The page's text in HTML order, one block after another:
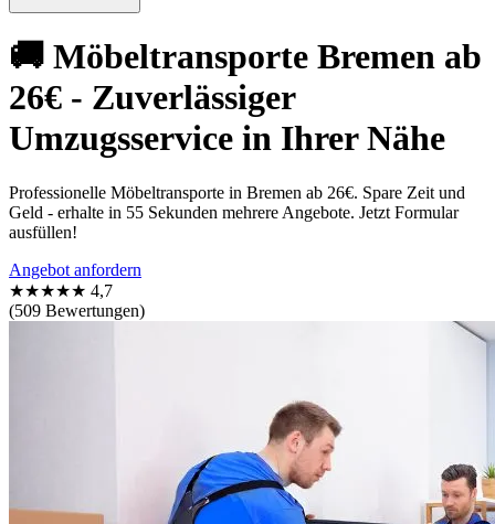
🚚 Möbeltransporte Bremen ab
26€ - Zuverlässiger
Umzugsservice in Ihrer Nähe
Professionelle Möbeltransporte in Bremen ab 26€. Spare Zeit und
Geld - erhalte in 55 Sekunden mehrere Angebote. Jetzt Formular
ausfüllen!
Angebot anfordern
★★★★★ 4,7
(509 Bewertungen)